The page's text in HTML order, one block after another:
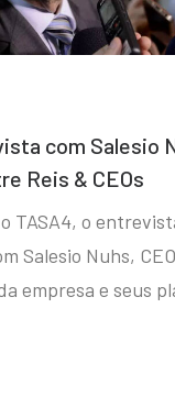
com Salesio
Reis & CEOs
TASA4, o
Salesio Nuhs,
empresa e seus